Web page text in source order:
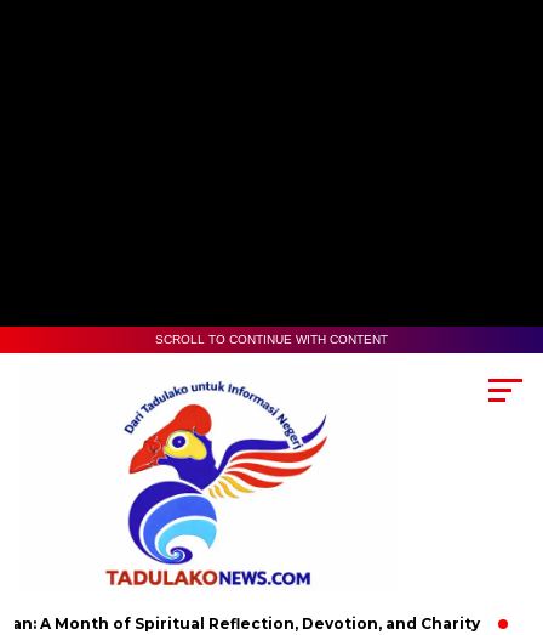
SCROLL TO CONTINUE WITH CONTENT
of Spiritual Reflection, Devotion, and Charity The Latest